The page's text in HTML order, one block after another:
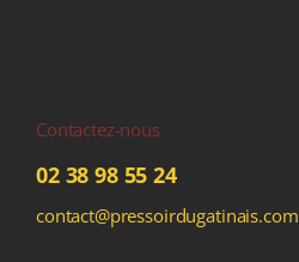
Contactez-nous
02 38 98 55 24
contact@pressoirdugatinais.com